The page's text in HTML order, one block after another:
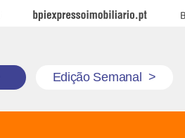
BPI Expresso Imobiliário
Edição Semanal >